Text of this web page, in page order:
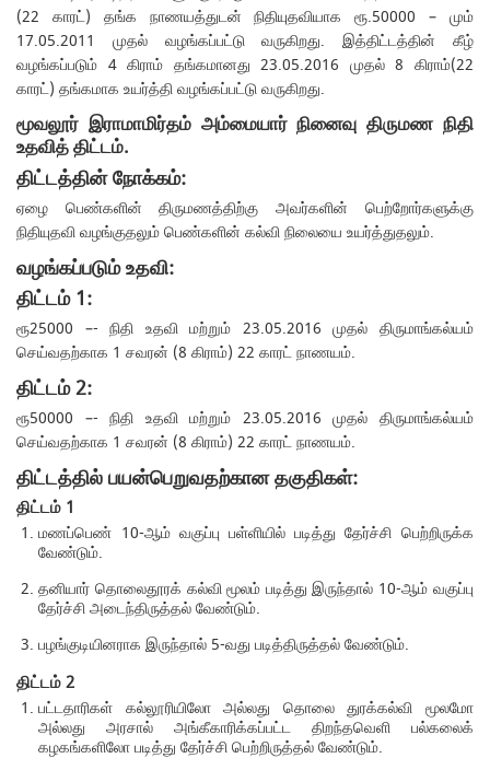
(22 காரட்) தங்க நாணயத்துடன் நிதியுதவியாக ரூ.50000 – மும்
17.05.2011 முதல் வழங்கப்பட்டு வருகிறது. இத்திட்டத்தின் கீழ்
வழங்கப்படும் 4 கிராம் தங்கமானது 23.05.2016 முதல் 8 கிராம்(22
காரட்) தங்கமாக உயர்த்தி வழங்கப்பட்டு வருகிறது.
மூவலூர் இராமாமிர்தம் அம்மையார் நினைவு திருமண நிதி
உதவித் திட்டம்.
திட்டத்தின் நோக்கம்:
ஏழை பெண்களின் திருமணத்திற்கு அவர்களின் பெற்றோர்களுக்கு
நிதியுதவி வழங்குதலும் பெண்களின் கல்வி நிலையை உயர்த்துதலும்.
வழங்கப்படும் உதவி:
திட்டம் 1:
ரூ25000 –- நிதி உதவி மற்றும் 23.05.2016 முதல் திருமாங்கல்யம்
செய்வதற்காக 1 சவரன் (8 கிராம்) 22 காரட் நாணயம்.
திட்டம் 2:
ரூ50000 –- நிதி உதவி மற்றும் 23.05.2016 முதல் திருமாங்கல்யம்
செய்வதற்காக 1 சவரன் (8 கிராம்) 22 காரட் நாணயம்.
திட்டத்தில் பயன்பெறுவதற்கான தகுதிகள்:
திட்டம் 1
மணப்பெண் 10-ஆம் வகுப்பு பள்ளியில் படித்து தேர்ச்சி பெற்றிருக்க
வேண்டும்.
தனியார் தொலைதூரக் கல்வி மூலம் படித்து இருந்தால் 10-ஆம் வகுப்பு
தேர்ச்சி அடைந்திருத்தல் வேண்டும்.
பழங்குடியினராக இருந்தால் 5-வது படித்திருத்தல் வேண்டும்.
திட்டம் 2
பட்டதாரிகள் கல்லூரியிலோ அல்லது தொலை துரக்கல்வி மூலமோ
அல்லது அரசால் அங்கீகாரிக்கப்பட்ட திறந்தவெளி பல்கலைக்
கழகங்களிலோ படித்து தேர்ச்சி பெற்றிருத்தல் வேண்டும்.